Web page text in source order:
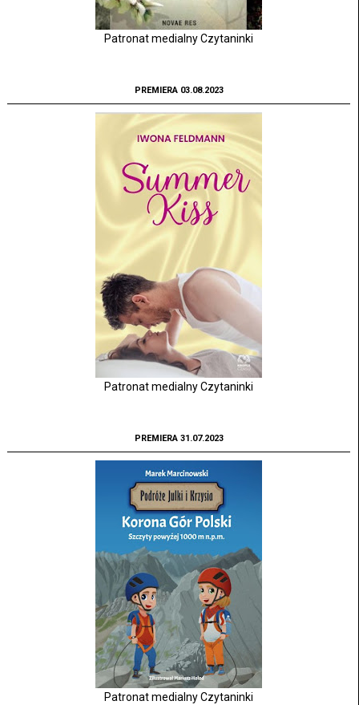
Patronat medialny Czytaninki
PREMIERA 03.08.2023
Patronat medialny Czytaninki
PREMIERA 31.07.2023
Patronat medialny Czytaninki